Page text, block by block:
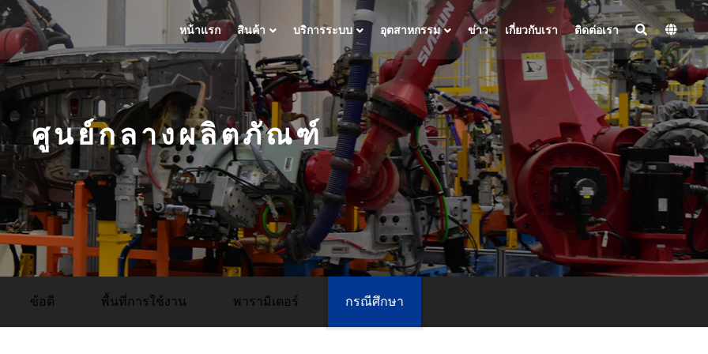
หน้าแรก สินค้า บริการระบบ อุตสาหกรรม ข่าว เกี่ยวกับเรา ติดต่อเรา
ศูนย์กลางผลิตภัณฑ์
ข้อดี พื้นที่การใช้งาน พารามิเตอร์ กรณีศึกษา